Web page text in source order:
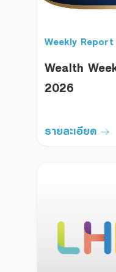
Weekly Report
Wealth
2026
รายละเอียด